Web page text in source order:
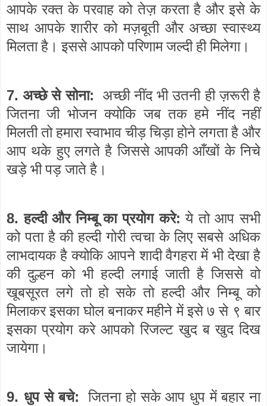
आपके रक्त के परवाह को तेज़ करता है और इसे के
साथ आपके शारीर को मज़बूती और अच्छा स्वास्थ्य
मिलता है। इससे आपको परिणाम जल्दी ही मिलेगा।
7. अच्छे से सोना: अच्छी नींद भी उतनी ही ज़रूरी है
जितना जी भोजन क्योकि जब तक हमे नींद नहीं
मिलती तो हमारा स्वाभाव चीड़ चिड़ा होने लगता है और
आप थके हुए लगते है जिससे आपकी आँखों के निचे
खड़े भी पड़ जाते है।
8. हल्दी और निम्बू का प्रयोग करे: ये तो आप सभी
को पता है की हल्दी गोरी त्वचा के लिए सबसे अधिक
लाभदायक है क्योकि आपने शादी वैगहरा में भी देखा है
की दुल्हन को भी हल्दी लगाई जाती है जिससे वो
खूबसूरत लगे तो हो सके तो हल्दी और निम्बू को
मिलाकर इसका घोल बनाकर महीने में इसे ७ से ९ बार
इसका प्रयोग करे आपको रिजल्ट खुद ब खुद दिख
जायेगा।
9. धुप से बचे: जितना हो सके आप धुप में बहार ना